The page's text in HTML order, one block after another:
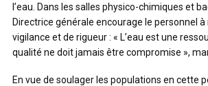
l’eau. Dans les salles physico-chimiques et
Directrice générale encourage le personnel à
vigilance et de rigueur : « L’eau est une
qualité ne doit jamais être compromise »,
En vue de soulager les populations en cette